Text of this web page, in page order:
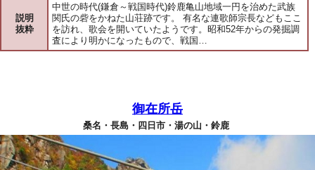
説明
抜粋
中世の時代(鎌倉～戦国時代)鈴鹿亀山地域一円を治めた武族
関氏の砦をかねた山荘跡です。 有名な連歌師宗長などもここ
を訪れ、歌会を開いていたようです。昭和52年からの発掘調
査により明かになったもので、戦国…
御在所岳
桑名・長島・四日市・湯の山・鈴鹿